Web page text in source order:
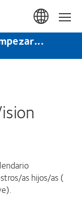
as hijos/as (